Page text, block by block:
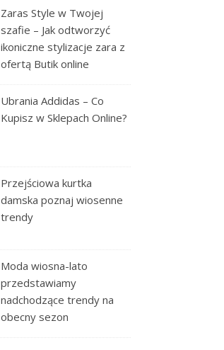
Zaras Style w Twojej
szafie – Jak odtworzyć
ikoniczne stylizacje zara z
ofertą Butik online
Ubrania Addidas – Co
Kupisz w Sklepach Online?
Przejściowa kurtka
damska poznaj wiosenne
trendy
Moda wiosna-lato
przedstawiamy
nadchodzące trendy na
obecny sezon